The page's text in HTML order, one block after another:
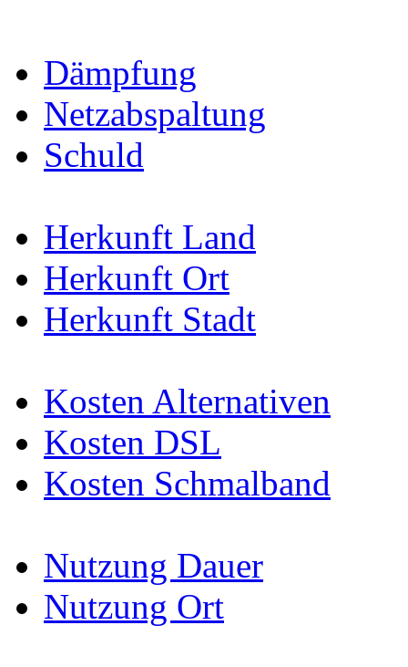
Dämpfung
Netzabspaltung
Schuld
Herkunft Land
Herkunft Ort
Herkunft Stadt
Kosten Alternativen
Kosten DSL
Kosten Schmalband
Nutzung Dauer
Nutzung Ort